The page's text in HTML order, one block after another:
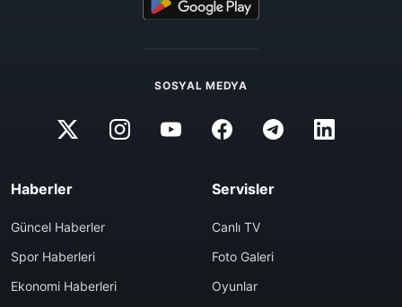
SOSYAL MEDYA
Haberler
Güncel Haberler
Spor Haberleri
Ekonomi Haberleri
Servisler
Canlı TV
Foto Galeri
Oyunlar